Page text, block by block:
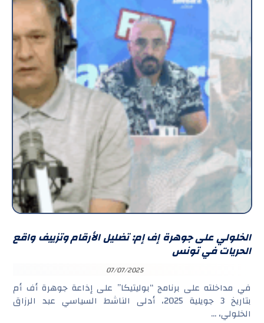
الخلولي على جوهرة إف إم: تضليل الأرقام وتزييف واقع
الحريات في تونس
07/07/2025
في مداخلته على برنامج “بوليتيكا” على إذاعة جوهرة أف أم
بتاريخ 3 جويلية 2025، أدلى الناشط السياسي عبد الرزاق
الخلولي، ...